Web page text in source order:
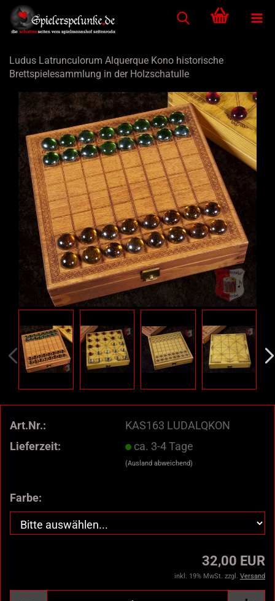
Ludus Latrunculorum Alquerque Kono historische
Brettspielesammlung in der Holzschatulle
Art.Nr.:
KAS163 LUDALQKON
Lieferzeit:
ca. 3-4 Tage
(Ausland abweichend)
Farbe:
32,00 EUR
inkl. 19% MwSt. zzgl. Versand